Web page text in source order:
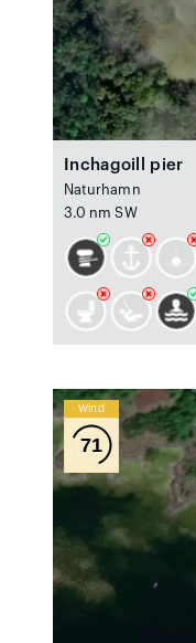
Inchagoill pier
Naturhamn
3.0 nm SW
Wind
71